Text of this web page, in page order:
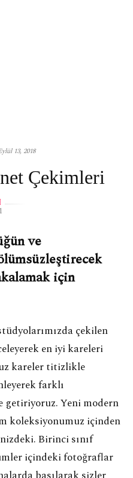
13, 2018
Çekimleri
ve
için
çekilen
en iyi kareleri
kareler titizlikle
farklı
Yeni modern
koleksiyonumuz içinden
Birinci sınıf
içindeki fotoğraflar